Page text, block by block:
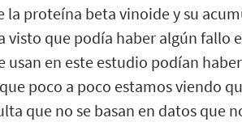
proteína beta vinoide y su
visto que podía haber algún fallo
usan en este estudio podían
poco a poco estamos viendo
que no se basan en datos que